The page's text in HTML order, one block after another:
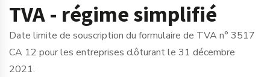
TVA - régime simplifié
Date limite de souscription du formulaire de TVA n° 3517
CA 12 pour les entreprises clôturant le 31 décembre
2021.